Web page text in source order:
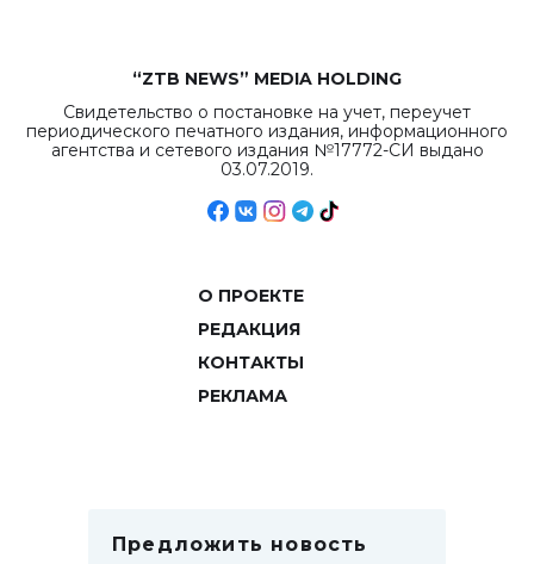
“ZTB NEWS” MEDIA HOLDING
Свидетельство о постановке на учет, переучет
периодического печатного издания, информационного
агентства и сетевого издания №17772-СИ выдано
03.07.2019.
О ПРОЕКТЕ
РЕДАКЦИЯ
КОНТАКТЫ
РЕКЛАМА
Предложить новость